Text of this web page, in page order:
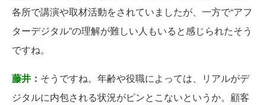
各所で講演や取材活動をされていましたが、一方で“アフ
ターデジタル”の理解が難しい人もいると感じられたそう
ですね。
藤井： そうですね。年齢や役職によっては、リアルがデ
ジタルに内包される状況がピンとこないというか。顧客